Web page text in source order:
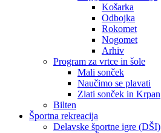
Košarka
Odbojka
Rokomet
Nogomet
Arhiv
Program za vrtce in šole
Mali sonček
Naučimo se plavati
Zlati sonček in Krpan
Bilten
Športna rekreacija
Delavske športne igre (DŠI)